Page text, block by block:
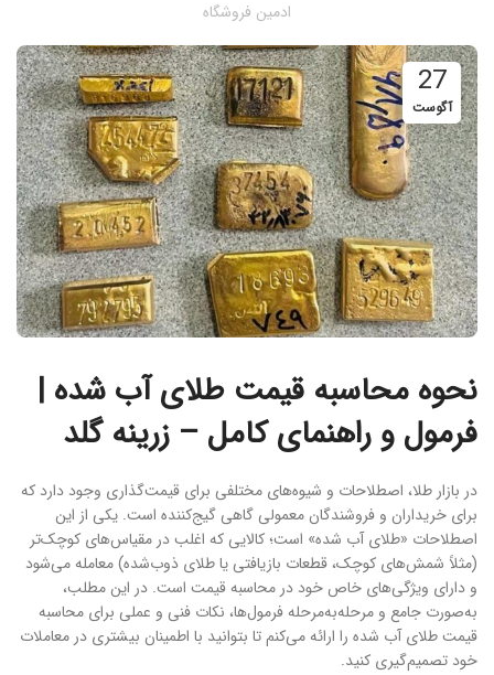
ادمین فروشگاه
27
آگوست
نحوه محاسبه قیمت طلای آب شده |
فرمول و راهنمای کامل – زرینه گلد
در بازار طلا، اصطلاحات و شیوه‌های مختلفی برای قیمت‌گذاری وجود دارد که
برای خریداران و فروشندگان معمولی گاهی گیج‌کننده است. یکی از این
اصطلاحات «طلای آب شده» است؛ کالایی که اغلب در مقیاس‌های کوچک‌تر
(مثلاً شمش‌های کوچک، قطعات بازیافتی یا طلای ذوب‌شده) معامله می‌شود
و دارای ویژگی‌های خاص خود در محاسبه قیمت است. در این مطلب،
به‌صورت جامع و مرحله‌به‌مرحله فرمول‌ها، نکات فنی و عملی برای محاسبه
قیمت طلای آب شده را ارائه می‌کنم تا بتوانید با اطمینان بیشتری در معاملات
خود تصمیم‌گیری کنید.